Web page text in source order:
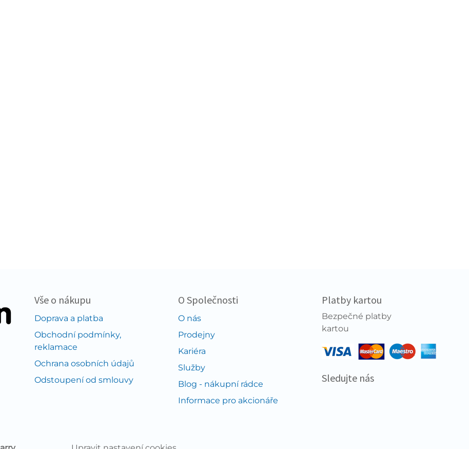
Vše o nákupu
Doprava a platba
Obchodní podmínky,
reklamace
Ochrana osobních údajů
Odstoupení od smlouvy
O Společnosti
O nás
Prodejny
Kariéra
Služby
Blog - nákupní rádce
Informace pro akcionáře
Platby kartou
Bezpečné platby
kartou
Sledujte nás